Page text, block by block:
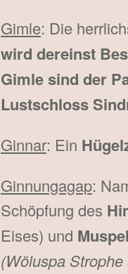
Gimle: Die
wird dereinst
Gimle sind der
Lustschloss
Ginnar: Ein
Ginnungagap:
Schöpfung des
Eises) und
(Wöluspa